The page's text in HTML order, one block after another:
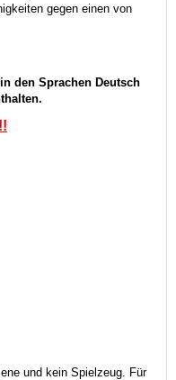
gegen einen von
den Sprachen Deutsch
und kein Spielzeug. Für